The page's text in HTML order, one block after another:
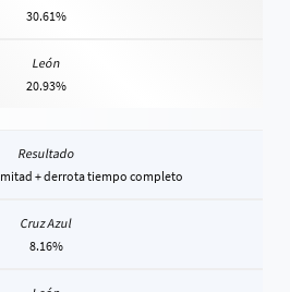
30.61%
20.93%
+ derrota tiempo completo
8.16%